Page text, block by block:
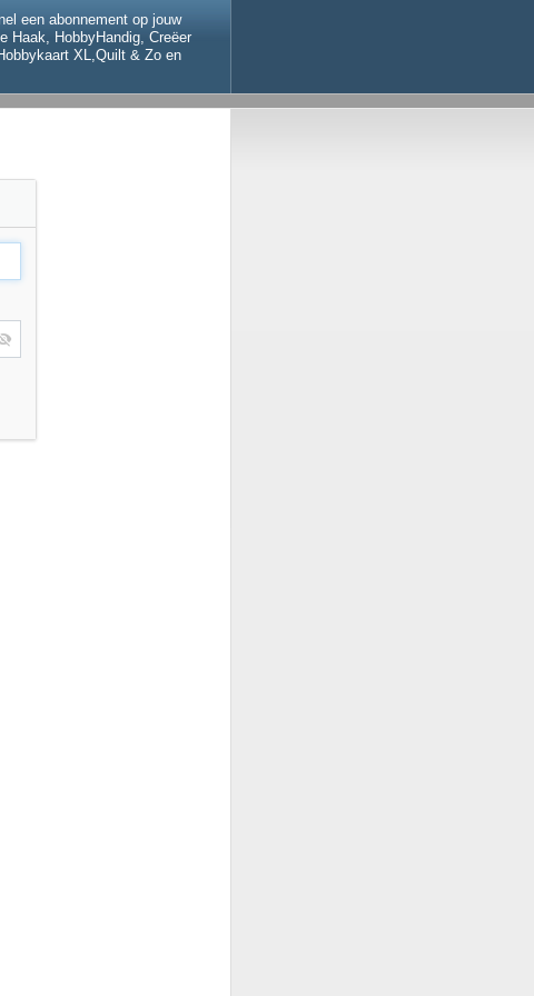
een abonnement op jouw
Haak, HobbyHandig, Creëer
XL,Quilt & Zo en